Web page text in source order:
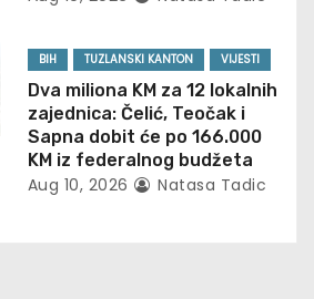
BIH TUZLANSKI KANTON VIJESTI
Dva miliona KM za 12 lokalnih
zajednica: Čelić, Teočak i
Sapna dobit će po 166.000
KM iz federalnog budžeta
Aug 10, 2026 Natasa Tadic